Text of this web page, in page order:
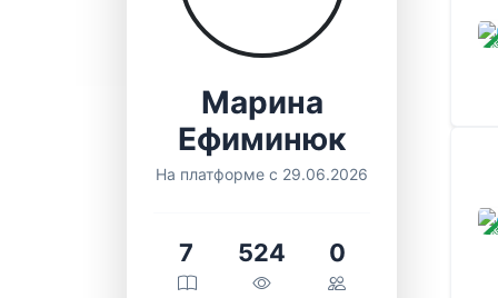
Марина
Ефиминюк
На платформе с 29.06.2026
7 524 0